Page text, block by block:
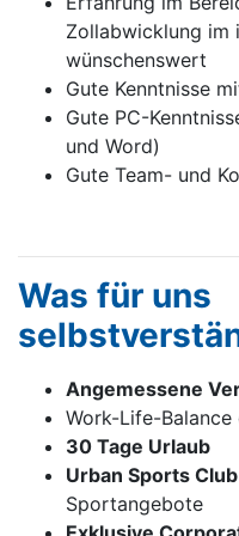
Zollabwicklung im
wünschenswert
Gute Kenntnisse
Gute PC-
und Word)
Gute Team- und
Was für uns
Angemessene
Work-Life-Balance
30 Tage Urlaub
Urban Sports
Sportangebote